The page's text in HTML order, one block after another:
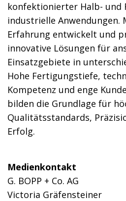
konfektionierter Halb-
industrielle Anwendungen.
Erfahrung entwickelt und
innovative Lösungen für
Einsatzgebiete in
Hohe Fertigungstiefe,
Kompetenz und enge
bilden die Grundlage für
Qualitätsstandards,
Erfolg.
Medienkontakt
G. BOPP + Co. AG
Victoria Gräfensteiner